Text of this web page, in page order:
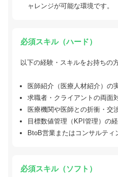
ャレンジが可能な環境です。
必須スキル（ハード）
以下の経験・スキルをお持ちの
医師紹介（医療人材紹介）の
求職者・クライアントの両面
医療機関や医師との折衝・交
目標数値管理（KPI管理）の
BtoB営業またはコンサルティ
必須スキル（ソフト）